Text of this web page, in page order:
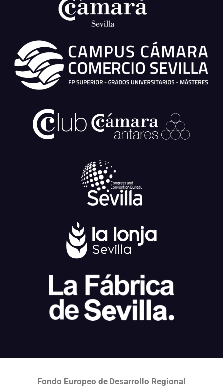
Fondo Europeo de Desarrollo Regional